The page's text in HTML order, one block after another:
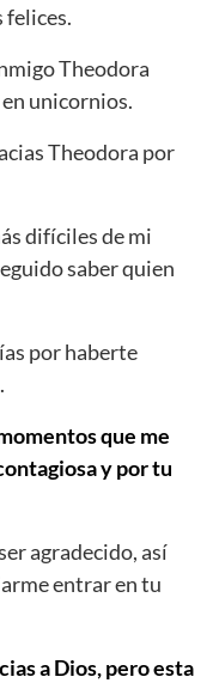
felices.
Theodora
unicornios.
Theodora por
difíciles de mi
saber quien
por haberte
que me
y por tu
agradecido, así
entrar en tu
a Dios, pero esta